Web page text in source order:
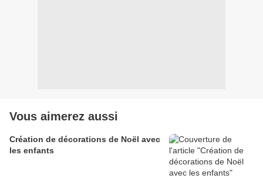
Vous aimerez aussi
Création de décorations de Noël avec
les enfants